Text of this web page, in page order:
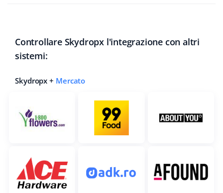
Controllare Skydropx l'integrazione con altri
sistemi:
Skydropx + Mercato